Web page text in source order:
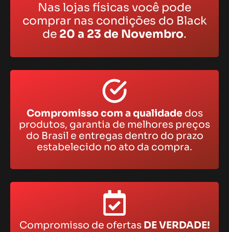
Nas lojas físicas você pode
comprar nas condições do Black
de 20 a 23 de Novembro.
Compromisso com a qualidadedos
produtos, garantia de melhores preços
do Brasil e entregas dentro do prazo
estabelecido no ato da compra.
Compromisso de ofertas DE VERDADE!